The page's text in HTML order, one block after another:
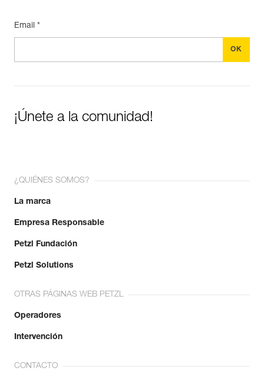
Email *
¡Únete a la comunidad!
¿QUIÉNES SOMOS?
La marca
Empresa Responsable
Petzl Fundación
Petzl Solutions
OTRAS PÁGINAS WEB PETZL
Operadores
Intervención
CONTACTO